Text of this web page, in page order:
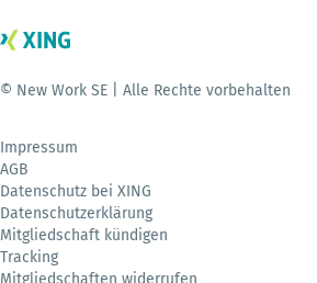
© New Work SE | Alle Rechte vorbehalten
Impressum
AGB
Datenschutz bei XING
Datenschutzerklärung
Mitgliedschaft kündigen
Tracking
Mitgliedschaften widerrufen